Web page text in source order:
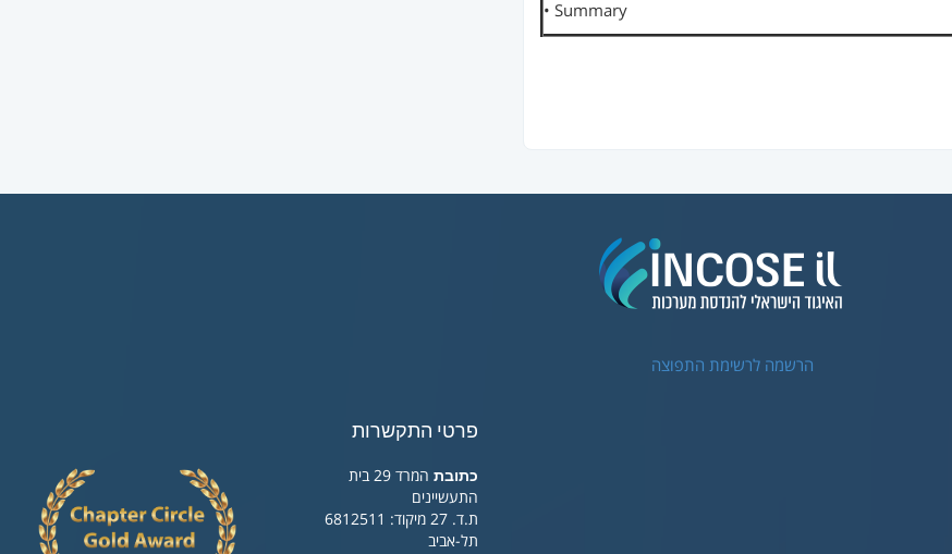
• Summary
הרשמה לרשימת התפוצה
פרטי התקשרות
כתובת
המרד 29 בית
התעשיינים
ת.ד. 27 מיקוד: 6812511
תל-אביב